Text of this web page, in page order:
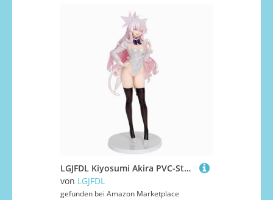
LGJFDL Kiyosumi Akira PVC-Statue, Anime, Actionfigur, Modellsammlung, Puppe, Dekoration, Geschenk, 27 cm, Blau
von LGJFDL
gefunden bei Amazon Marketplace